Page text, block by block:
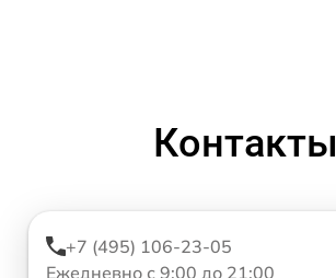
Контакты
+7 (495) 106-23-05
Ежедневно с 9:00 до 21:00